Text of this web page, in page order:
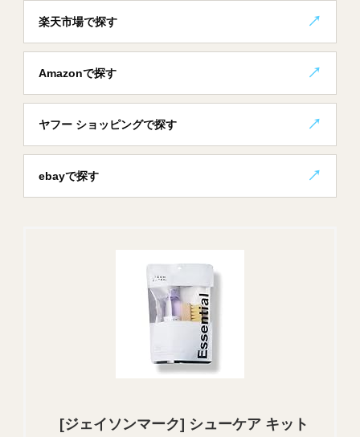
楽天市場で探す
Amazonで探す
ヤフー ショッピングで探す
ebayで探す
[ジェイソンマーク] シューケア キット